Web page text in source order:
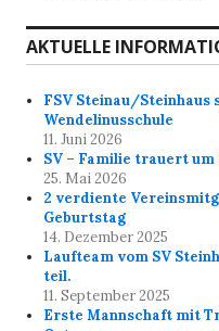
AKTUELLE
FSV Steinau/Steinhaus
Wendelinusschule
11. Juni 2026
SV – Familie trauert
25. Mai 2026
2 verdiente
Geburtstag
14. Dezember 2025
Laufteam vom SV
teil.
11. September 2025
Erste Mannschaft mit